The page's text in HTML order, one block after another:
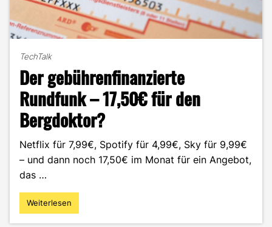
TechTalk
Der gebührenfinanzierte
Rundfunk – 17,50€ für den
Bergdoktor?
Netflix für 7,99€, Spotify für 4,99€, Sky für 9,99€
– und dann noch 17,50€ im Monat für ein Angebot,
das …
"Der
gebührenfinanzierte
Weiterlesen